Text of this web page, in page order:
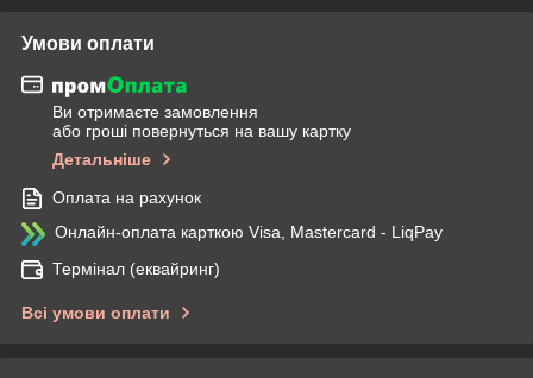
Умови оплати
Ви отримаєте замовлення
або гроші повернуться на вашу картку
Детальніше
Оплата на рахунок
Онлайн-оплата карткою Visa, Mastercard - LiqPay
Термінал (еквайринг)
Всі умови оплати